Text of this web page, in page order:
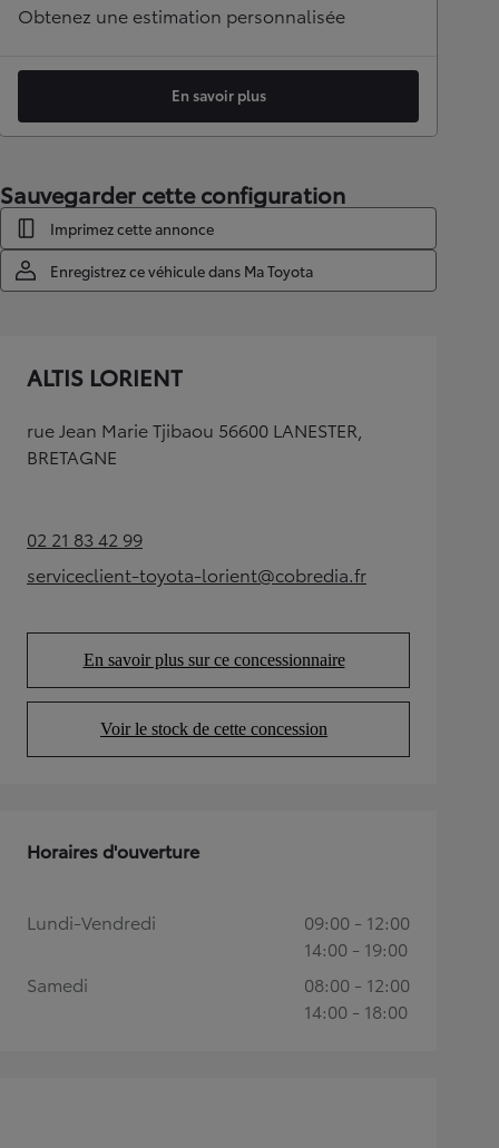
Obtenez une estimation personnalisée
En savoir plus
Sauvegarder cette configuration
Imprimez cette annonce
Enregistrez ce véhicule dans Ma Toyota
ALTIS LORIENT
rue Jean Marie Tjibaou 56600 LANESTER,
BRETAGNE
02 21 83 42 99(Opens in new tab)
serviceclient-toyota-lorient@cobredia.fr
(Opens in new tab)
En savoir plus sur ce concessionnaire
(Opens in new tab)
Voir le stock de cette concession
(Opens in new tab)
Horaires d'ouverture
Lundi-Vendredi
09:00 - 12:00
14:00 - 19:00
Samedi
08:00 - 12:00
14:00 - 18:00